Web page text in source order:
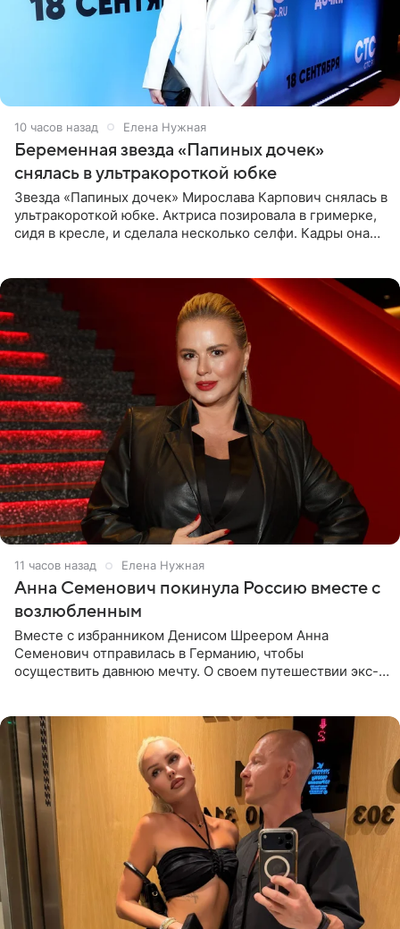
10 часов назад Елена Нужная
Беременная звезда «Папиных дочек»
снялась в ультракороткой юбке
Звезда «Папиных дочек» Мирослава Карпович снялась в
ультракороткой юбке. Актриса позировала в гримерке,
сидя в кресле, и сделала несколько селфи. Кадры она
11 часов назад Елена Нужная
Анна Семенович покинула Россию вместе с
возлюбленным
Вместе с избранником Денисом Шреером Анна
Семенович отправилась в Германию, чтобы
осуществить давнюю мечту. О своем путешествии экс-